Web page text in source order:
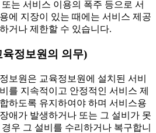
는 서비스 이용의 폭주 등으로 서
에 지장이 있는 때에는 서비스 제공
거나 제한할 수 있습니다.
육정보원의 의무)
보원은 교육정보원에 설치된 서비
를 지속적이고 안정적인 서비스 제
하도록 유지하여야 하며 서비스용
애가 발생하거나 또는 그 설비가 못
우 그 설비를 수리하거나 복구합니